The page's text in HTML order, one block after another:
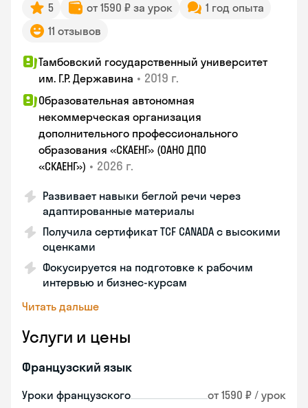
5 от 1590 ₽ за урок
1 год опыта
11 отзывов
Тамбовский государственный университет
им. Г.Р. Державина • 2019 г.
Образовательная автономная
некоммерческая организация
дополнительного профессионального
образования «СКАЕНГ» (ОАНО ДПО
«СКАЕНГ») • 2026 г.
Развивает навыки беглой речи через
адаптированные материалы
Получила сертификат TCF CANADA с высокими
оценками
Фокусируется на подготовке к рабочим
интервью и бизнес-курсам
Читать дальше
Услуги и цены
Французский язык
Уроки французского от 1590 ₽ / урок